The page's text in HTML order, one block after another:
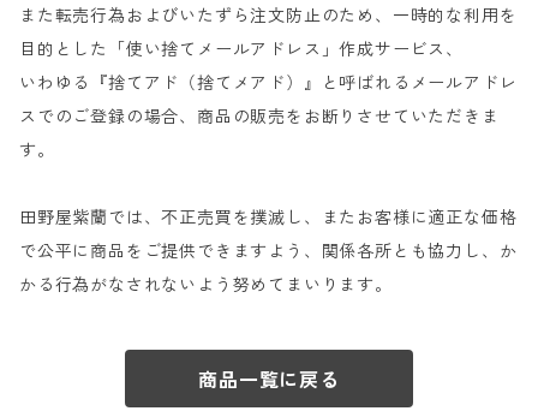
また転売行為およびいたずら注文防止のため、一時的な利用を
目的とした「使い捨てメールアドレス」作成サービス、
いわゆる『捨てアド（捨てメアド）』と呼ばれるメールアドレ
スでのご登録の場合、商品の販売をお断りさせていただきま
す。
田野屋紫蘭では、不正売買を撲滅し、またお客様に適正な価格
で公平に商品をご提供できますよう、関係各所とも協力し、か
かる行為がなされないよう努めてまいります。
商品一覧に戻る